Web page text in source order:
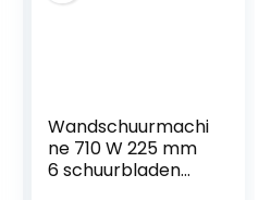
Wandschuurmachi
ne 710 W 225 mm
6 schuurbladen